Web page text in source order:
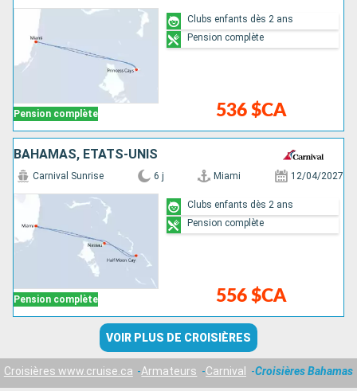
Pension complète 536 $CA
Clubs enfants dès 2 ans
Pension complète
BAHAMAS, ÉTATS-UNIS
Pension complète
Carnival Sunrise 6 j Miami 12/04/2027
556 $CA
Clubs enfants dès 2 ans
Pension complète
VOIR PLUS DE CROISIÈRES
Croisières www.cruise.ca Armateurs Carnival Croisières Bahamas